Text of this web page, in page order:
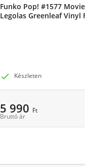
Funko Pop! #1577
Legolas Greenleaf Vinyl
 Készleten
5 990 Ft
Bruttó ár